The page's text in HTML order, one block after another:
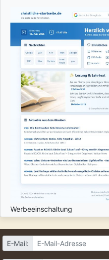
Werbeeinschaltung
E-Mail: